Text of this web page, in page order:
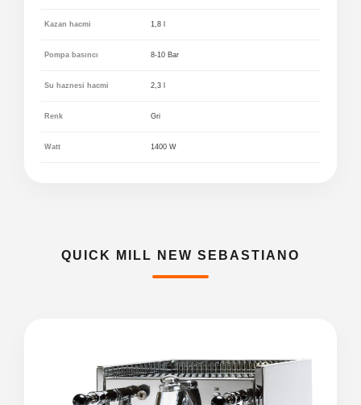
Kazan hacmi 1,8 l
Pompa basıncı 8-10 Bar
Su haznesi hacmi 2,3 l
Renk Gri
Watt 1400 W
QUICK MILL NEW SEBASTIANO